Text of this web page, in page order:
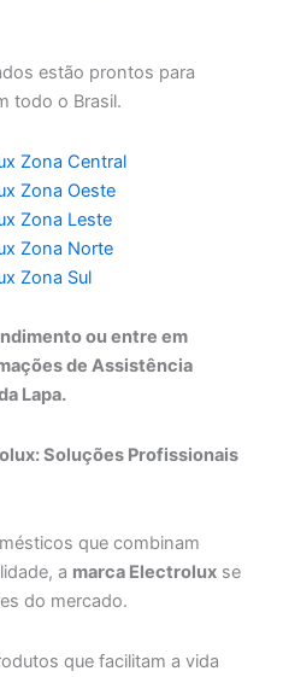
estão prontos para
todo o Brasil.
Zona Central
Zona Oeste
Zona Leste
Zona Norte
Zona Sul
ou entre em
de Assistência
Lapa.
Soluções Profissionais
que combinam
a marca Electrolux se
do mercado.
que facilitam a vida